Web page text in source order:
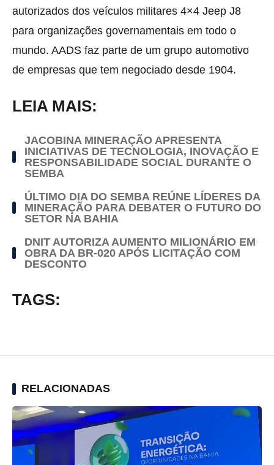
autorizados dos veículos militares 4×4 Jeep J8
para organizações governamentais em todo o
mundo. AADS faz parte de um grupo automotivo
de empresas que tem negociado desde 1904.
LEIA MAIS:
JACOBINA MINERAÇÃO APRESENTA
INICIATIVAS DE TECNOLOGIA, INOVAÇÃO E
RESPONSABILIDADE SOCIAL DURANTE O
SEMBA
ÚLTIMO DIA DO SEMBA REÚNE LÍDERES DA
MINERAÇÃO PARA DEBATER O FUTURO DO
SETOR NA BAHIA
DNIT AUTORIZA AUMENTO MILIONÁRIO EM
OBRA DA BR-020 APÓS LICITAÇÃO COM
DESCONTO
TAGS:
RELACIONADAS